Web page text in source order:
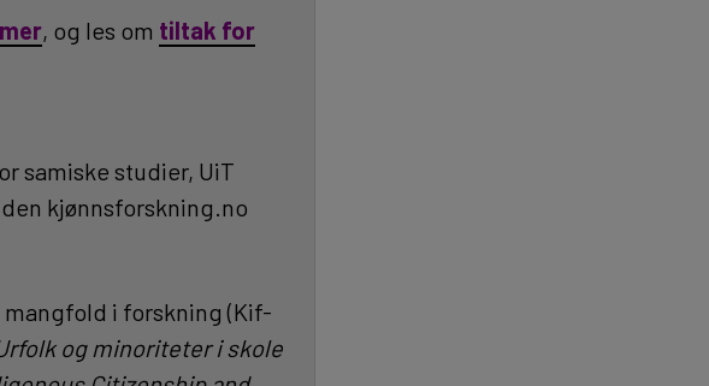
, og les om tiltak for
samiske studier, UiT
kjønnsforskning.no
mangfold i forskning (Kif-
og minoriteter i skole